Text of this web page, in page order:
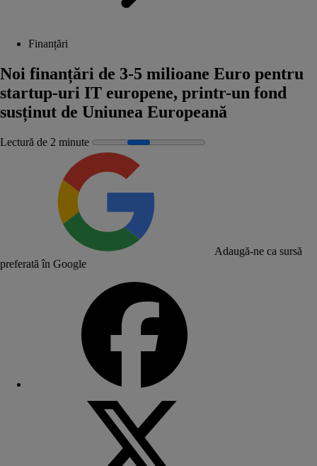
Finanțări
Noi finanțări de 3-5 milioane Euro pentru
startup-uri IT europene, printr-un fond
susținut de Uniunea Europeană
Lectură de 2 minute
Adaugă-ne ca sursă
preferată în Google